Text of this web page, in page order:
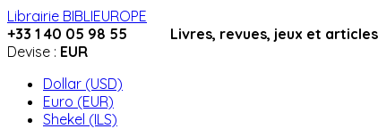
Librairie BIBLIEUROPE
+33 1 40 05 98 55 Livres, revues, jeux et articles
Devise : EUR
Dollar (USD)
Euro (EUR)
Shekel (ILS)